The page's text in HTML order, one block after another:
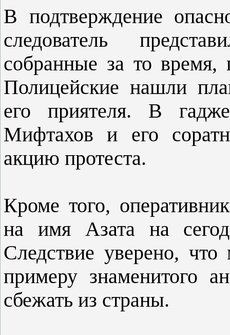
В подтверждение
следователь
собранные за то
Полицейские нашли
его приятеля. В
Мифтахов и его
акцию протеста.
Кроме того,
на имя Азата на
Следствие уверено, что
примеру знаменитого
сбежать из страны.